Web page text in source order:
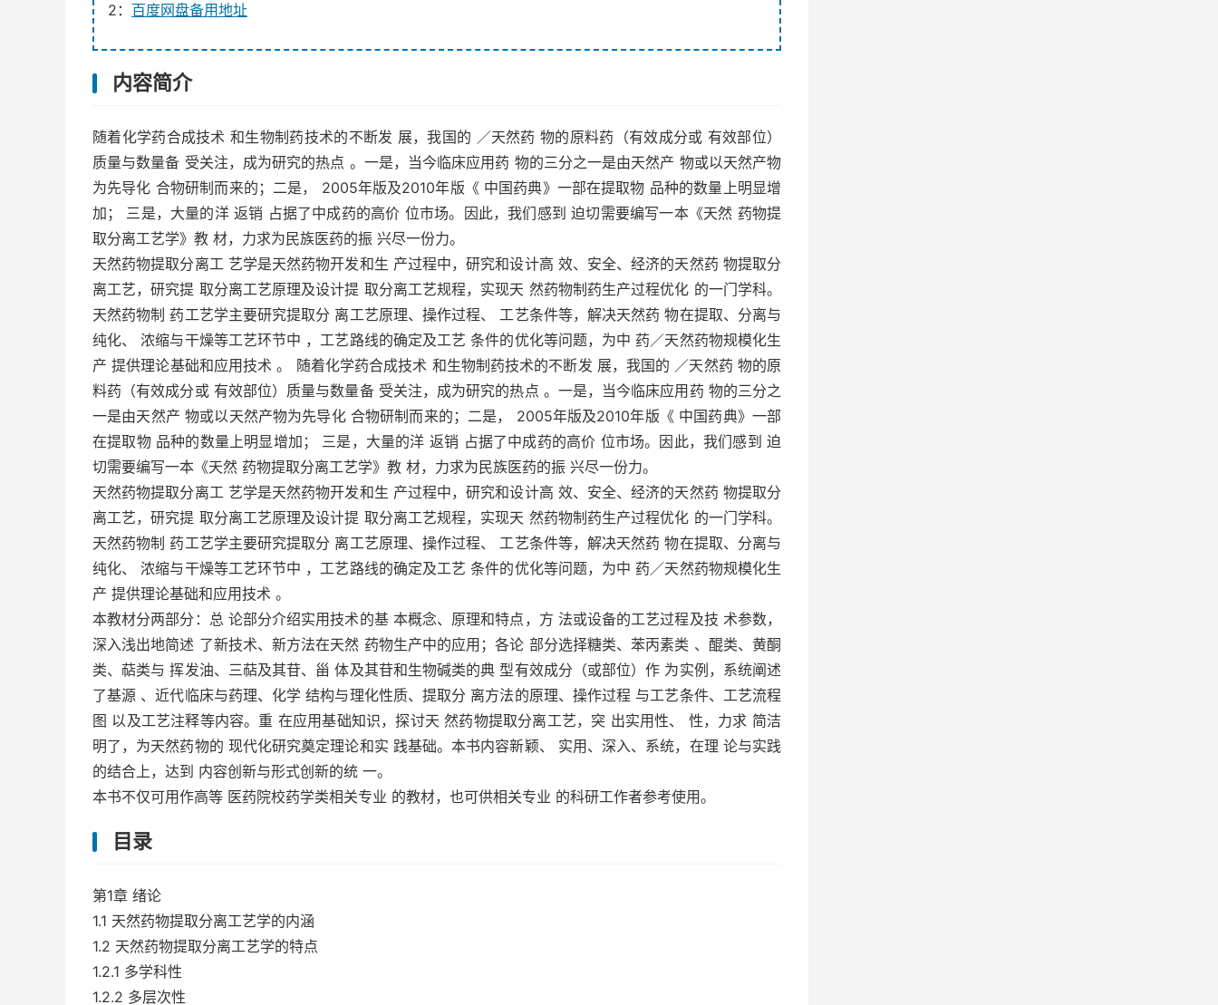
2： 百度网盘备用地址
内容简介
随着化学药合成技术 和生物制药技术的不断发 展，我国的 ／天然药 物的原料药（有效成分或 有效部位）
质量与数量备 受关注，成为研究的热点 。一是，当今临床应用药 物的三分之一是由天然产 物或以天然产物
为先导化 合物研制而来的；二是， 2005年版及2010年版《 中国药典》一部在提取物 品种的数量上明显增
加； 三是，大量的洋 返销 占据了中成药的高价 位市场。因此，我们感到 迫切需要编写一本《天然 药物提
取分离工艺学》教 材，力求为民族医药的振 兴尽一份力。
天然药物提取分离工 艺学是天然药物开发和生 产过程中，研究和设计高 效、安全、经济的天然药 物提取分
离工艺，研究提 取分离工艺原理及设计提 取分离工艺规程，实现天 然药物制药生产过程优化 的一门学科。
天然药物制 药工艺学主要研究提取分 离工艺原理、操作过程、 工艺条件等，解决天然药 物在提取、分离与
纯化、 浓缩与干燥等工艺环节中 ，工艺路线的确定及工艺 条件的优化等问题，为中 药／天然药物规模化生
产 提供理论基础和应用技术 。 随着化学药合成技术 和生物制药技术的不断发 展，我国的 ／天然药 物的原
料药（有效成分或 有效部位）质量与数量备 受关注，成为研究的热点 。一是，当今临床应用药 物的三分之
一是由天然产 物或以天然产物为先导化 合物研制而来的；二是， 2005年版及2010年版《 中国药典》一部
在提取物 品种的数量上明显增加； 三是，大量的洋 返销 占据了中成药的高价 位市场。因此，我们感到 迫
切需要编写一本《天然 药物提取分离工艺学》教 材，力求为民族医药的振 兴尽一份力。
天然药物提取分离工 艺学是天然药物开发和生 产过程中，研究和设计高 效、安全、经济的天然药 物提取分
离工艺，研究提 取分离工艺原理及设计提 取分离工艺规程，实现天 然药物制药生产过程优化 的一门学科。
天然药物制 药工艺学主要研究提取分 离工艺原理、操作过程、 工艺条件等，解决天然药 物在提取、分离与
纯化、 浓缩与干燥等工艺环节中 ，工艺路线的确定及工艺 条件的优化等问题，为中 药／天然药物规模化生
产 提供理论基础和应用技术 。
本教材分两部分：总 论部分介绍实用技术的基 本概念、原理和特点，方 法或设备的工艺过程及技 术参数，
深入浅出地简述 了新技术、新方法在天然 药物生产中的应用；各论 部分选择糖类、苯丙素类 、醌类、黄酮
类、萜类与 挥发油、三萜及其苷、甾 体及其苷和生物碱类的典 型有效成分（或部位）作 为实例，系统阐述
了基源 、近代临床与药理、化学 结构与理化性质、提取分 离方法的原理、操作过程 与工艺条件、工艺流程
图 以及工艺注释等内容。重 在应用基础知识，探讨天 然药物提取分离工艺，突 出实用性、 性，力求 简洁
明了，为天然药物的 现代化研究奠定理论和实 践基础。本书内容新颖、 实用、深入、系统，在理 论与实践
的结合上，达到 内容创新与形式创新的统 一。
本书不仅可用作高等 医药院校药学类相关专业 的教材，也可供相关专业 的科研工作者参考使用。
目录
第1章 绪论
1.1 天然药物提取分离工艺学的内涵
1.2 天然药物提取分离工艺学的特点
1.2.1 多学科性
1.2.2 多层次性